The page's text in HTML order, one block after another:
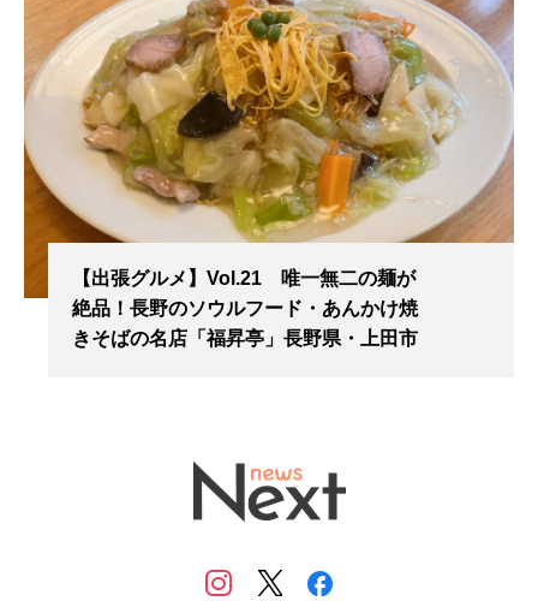
【出張グルメ】Vol.21 唯一無二の麺が
絶品！長野のソウルフード・あんかけ焼
きそばの名店「福昇亭」長野県・上田市